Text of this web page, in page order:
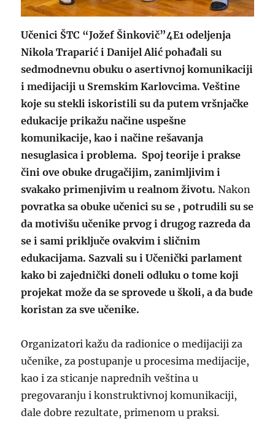
Učenici ŠTC “Jožef Šinkovič”4E1 odeljenja
Nikola Traparić i Danijel Alić pohađali su
sedmodnevnu obuku o asertivnoj komunikaciji
i medijaciji u Sremskim Karlovcima. Veštine
koje su stekli iskoristili su da putem vršnjačke
edukacije prikažu načine uspešne
komunikacije, kao i načine rešavanja
nesuglasica i problema. Spoj teorije i prakse
čini ove obuke drugačijim, zanimljivim i
svakako primenjivim u realnom životu. Nakon
povratka sa obuke učenici su se , potrudili su se
da motivišu učenike prvog i drugog razreda da
se i sami priključe ovakvim i sličnim
edukacijama. Sazvali su i Učenički parlament
kako bi zajednički doneli odluku o tome koji
projekat može da se sprovede u školi, a da bude
koristan za sve učenike.
Organizatori kažu da radionice o medijaciji za
učenike, za postupanje u procesima medijacije,
kao i za sticanje naprednih veština u
pregovaranju i konstruktivnoj komunikaciji,
dale dobre rezultate, primenom u praksi.